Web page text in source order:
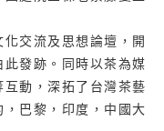
交流及思想論壇，開
發跡。同時以茶為媒
動，深拓了台灣茶藝
巴黎，印度，中國大